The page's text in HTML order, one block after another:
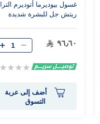
غسول بيوديرما أتوديرم الترا
ريتش جل للبشرة شديدة
٩٦٫٦٠
Rating:
أضف إلى عربة
التسوق